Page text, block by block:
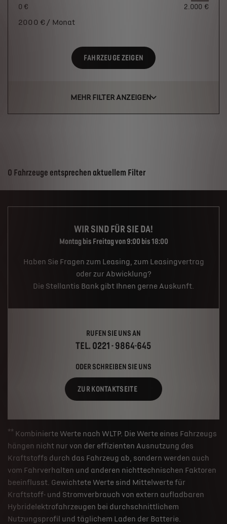
0 € 2.000 €
2000 € / Monat
FAHRZEUGE ZEIGEN
MEHR FILTER ANZEIGEN
Suchergebnisse
0 Fahrzeuge entsprechen aktuellem Filter
WIR SIND FÜR SIE DA!
Montag bis Freitag von 9:00 bis 18:00
Haben Sie Fragen zum Leasing, zum Leasingvertrag
oder zur Abwicklung?
Die Stellantis Bank gibt Ihnen gerne Auskunft.
RUFEN SIE UNS AN
TEL. 0221 - 9864-645
ODER SCHREIBEN SIE UNS
ZUR KONTAKTSEITE
** Kombinierte Werte nach WLTP. Die Werte eines Fahrzeugs
hängen nicht nur von der effizienten Ausnutzung des
Kraftstoffs durch das Fahrzeug ab, sondern werden auch
vom Fahrverhalten und anderen nichttechnischen Faktoren
beeinflusst. Gewichtete Werte sind Mittelwerte für
Kraftstoff- und Stromverbrauch von extern aufladbaren
Hybridelektrofahrzeugen bei durchschnittlichem
Nutzungsprofil und täglichem Laden der Batterie.